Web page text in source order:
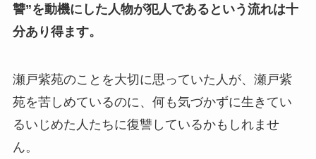
讐”を動機にした人物が犯人であるという流れは十
分あり得ます。
瀬戸紫苑のことを大切に思っていた人が、瀬戸紫
苑を苦しめているのに、何も気づかずに生きてい
るいじめた人たちに復讐しているかもしれませ
ん。